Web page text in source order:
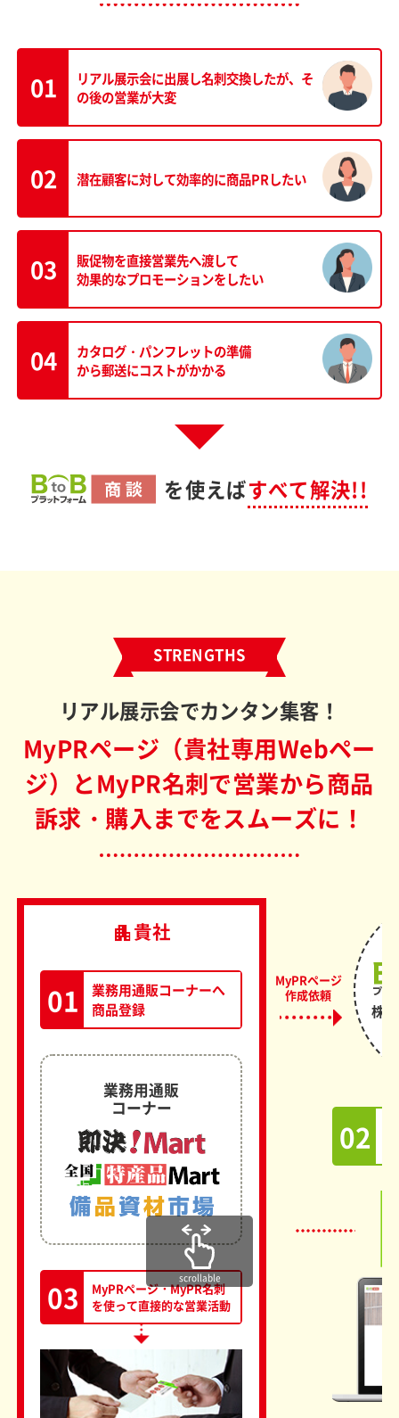
01
リアル展示会に出展し名刺交換したが、そ
の後の営業が大変
02 潜在顧客に対して効率的に商品PRしたい
03
販促物を直接営業先へ渡して
効果的なプロモーションをしたい
04
カタログ・パンフレットの準備
から郵送にコストがかかる
を使えばすべて解決!!
STRENGTHS
リアル展示会でカンタン集客！
MyPRページ（貴社専用Webペー
ジ）とMyPR名刺で営業から商品
訴求・購入までをスムーズに！
apartment貴社
01
業務用通販コーナーへ
商品登録
業務用通販
コーナー
03
MyPRページ・MyPR名刺
を使って直接的な営業活動
株
02
scrollable